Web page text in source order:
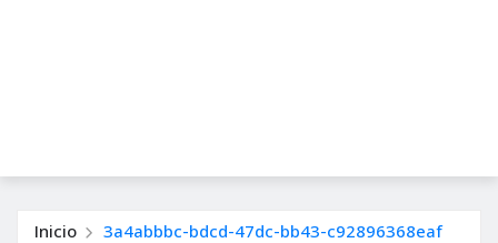
Inicio 3a4abbbc-bdcd-47dc-bb43-c92896368eaf